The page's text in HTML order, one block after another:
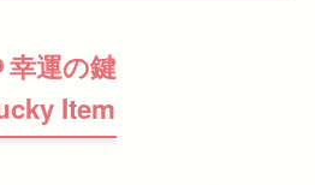
運の鍵
Item